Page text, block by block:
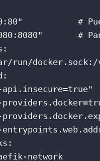
#
#
run/
network